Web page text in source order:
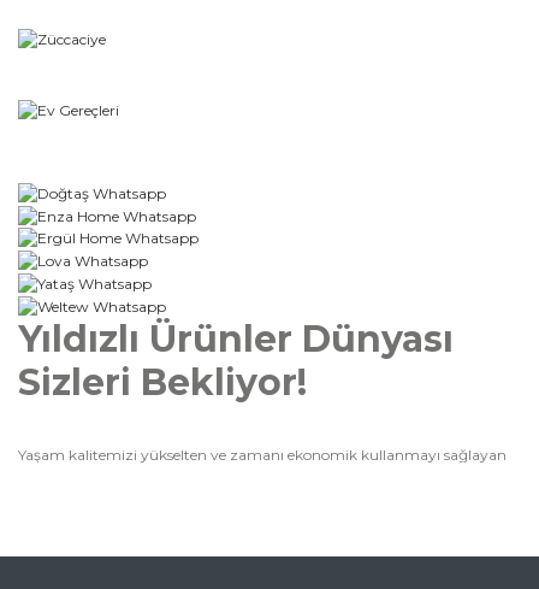
Yıldızlı Ürünler Dünyası
Sizleri Bekliyor!
Yaşam kalitemizi yükselten ve zamanı ekonomik kullanmayı sağlayan